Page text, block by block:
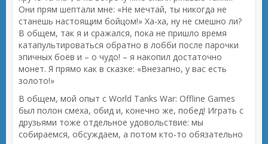
Они прям шептали мне: «Не мечтай, ты никогда не
станешь настоящим бойцом!» Ха-ха, ну не смешно ли?
В общем, так я и сражался, пока не пришло время
катапультироваться обратно в лобби после парочки
эпичных боёв и – о чудо! – я накопил достаточно
монет. Я прямо как в сказке: «Внезапно, у вас есть
золото!»
В общем, мой опыт с World Tanks War: Offline Games
был полон смеха, обид и, конечно же, побед! Играть с
друзьями тоже отдельное удовольствие: мы
собираемся, обсуждаем, а потом кто-то обязательно